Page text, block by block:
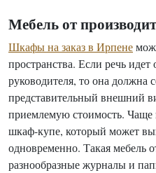
Мебель от
Шкафы на заказ в Ирпене
пространства. Если речь идет
руководителя, то она должна
представительный внешний
приемлемую стоимость. Чаще
шкаф-купе, который может
одновременно. Такая мебель
разнообразные журналы и